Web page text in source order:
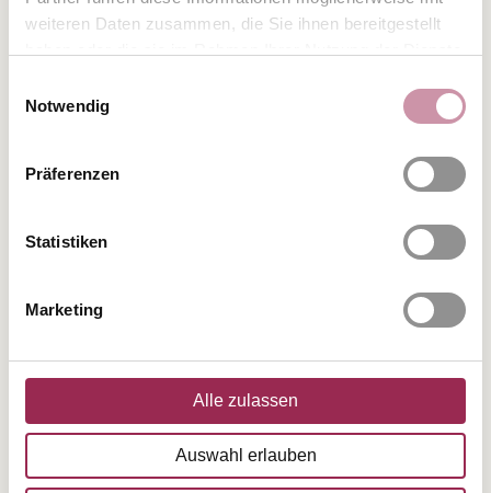
weiteren Daten zusammen, die Sie ihnen bereitgestellt
Notwendig
Präferenzen
Statistiken
Marketing
Alle zulassen
Auswahl erlauben
---